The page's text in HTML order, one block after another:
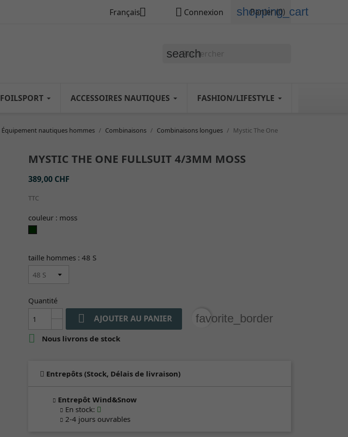
Français  Connexion shopping_cart
Panier(0)
search
FOILSPORT ACCESSOIRES NAUTIQUES FASHION/LIFESTYLE
Équipement nautiques hommes Combinaisons Combinaisons longues
Mystic The One
MYSTIC THE ONE FULLSUIT 4/3MM MOSS
389,00 CHF
TTC
couleur : moss
taille hommes : 48 S
Quantité
 AJOUTER AU PANIER
favorite_border

Nous livrons de stock
Entrepôts (Stock, Délais de livraison)
Entrepôt Wind&Snow
En stock:
2-4 jours ouvrables